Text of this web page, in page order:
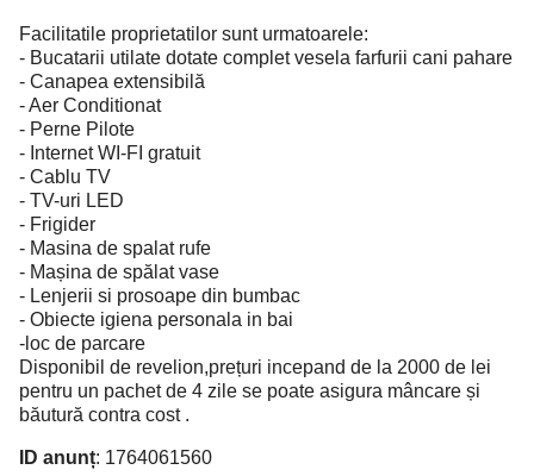
Facilitatile proprietatilor sunt urmatoarele:
- Bucatarii utilate dotate complet vesela farfurii cani pahare
- Canapea extensibilă
- Aer Conditionat
- Perne Pilote
- Internet WI-FI gratuit
- Cablu TV
- TV-uri LED
- Frigider
- Masina de spalat rufe
- Mașina de spălat vase
- Lenjerii si prosoape din bumbac
- Obiecte igiena personala in bai
-loc de parcare
Disponibil de revelion,prețuri incepand de la 2000 de lei
pentru un pachet de 4 zile se poate asigura mâncare și
băutură contra cost .
ID anunț: 1764061560